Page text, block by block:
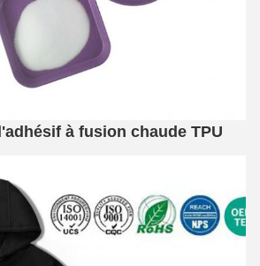
à fusion chaude TPU